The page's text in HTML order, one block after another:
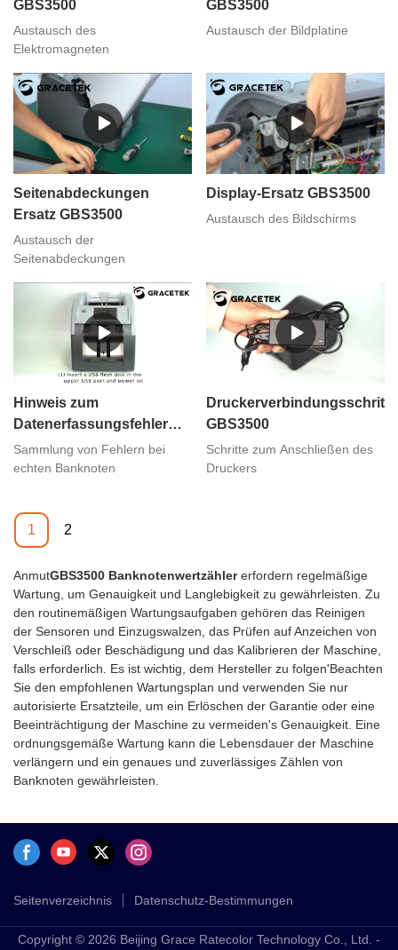
AnmutGBS3500 Banknotenwertzählererfordern regelmäßige
Wartung, um Genauigkeit und Langlebigkeit zu gewährleisten. Zu
den routinemäßigen Wartungsaufgaben gehören das Reinigen
der Sensoren und Einzugswalzen, das Prüfen auf Anzeichen von
Verschleiß oder Beschädigung und das Kalibrieren der Maschine,
falls erforderlich. Es ist wichtig, dem Hersteller zu folgen'Beachten
Sie den empfohlenen Wartungsplan und verwenden Sie nur
autorisierte Ersatzteile, um ein Erlöschen der Garantie oder eine
Beeinträchtigung der Maschine zu vermeiden's Genauigkeit. Eine
ordnungsgemäße Wartung kann die Lebensdauer der Maschine
verlängern und ein genaues und zuverlässiges Zählen von
Banknoten gewährleisten.
GBS3500
Austausch des
Elektromagneten
GBS3500
Austausch der Bildplatine
Seitenabdeckungen
Ersatz GBS3500
Austausch der
Seitenabdeckungen
Display-Ersatz GBS3500
Austausch des Bildschirms
Hinweis zum
Datenerfassungsfehler
GBS3500
Sammlung von Fehlern bei
echten Banknoten
Druckerverbindungsschritte
GBS3500
Schritte zum Anschließen des
Druckers
1 2
Seitenverzeichnis Datenschutz-Bestimmungen
Copyright © 2026 Beijing Grace Ratecolor Technology Co., Ltd. -